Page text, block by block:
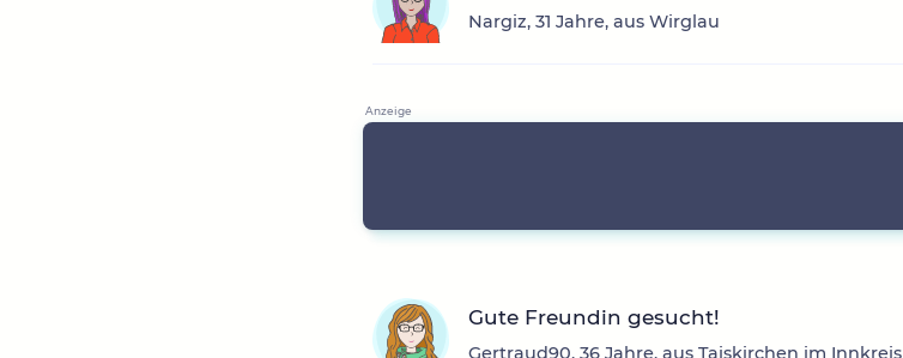
Nargiz, 31 Jahre, aus Wirglau
Gute Freundin gesucht!
Gertraud90, 36 Jahre, aus Taiskirchen im Innkreis